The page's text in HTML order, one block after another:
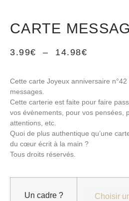
CARTE
3.99€ – 14.98€
Cette carte Joyeux anniversaire
messages.
Cette carterie est faite pour faire
vos évènements, pour vos pensées,
attentions, etc.
Quoi de plus authentique qu’une
du cœur écrit à la main ?
Tous droits réservés.
Un cadre ?